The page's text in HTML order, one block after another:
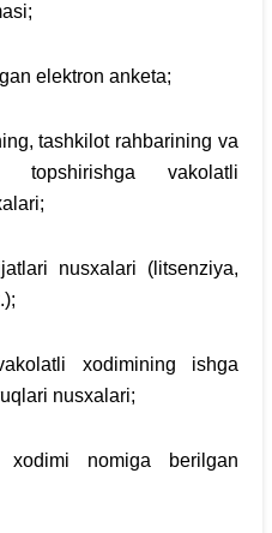
elektron anketa;
tashkilot rahbarining va
topshirishga vakolatli
nusxalari (litsenziya,
xodimining ishga
nusxalari;
nomiga berilgan